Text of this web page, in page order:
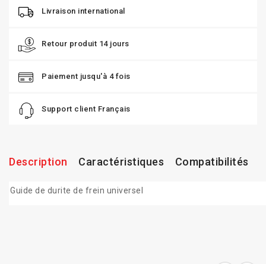
Livraison international
Retour produit 14 jours
Paiement jusqu'à 4 fois
Support client Français
Description Caractéristiques Compatibilités
Guide de durite de frein universel